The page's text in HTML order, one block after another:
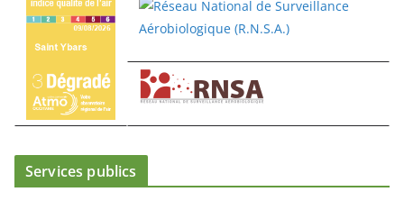
Services publics